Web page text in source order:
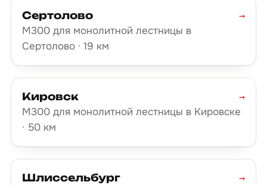
Сертолово
М300 для монолитной лестницы в
Сертолово · 19 км
→
Кировск
М300 для монолитной лестницы в Кировске
· 50 км
→
Шлиссельбург
→